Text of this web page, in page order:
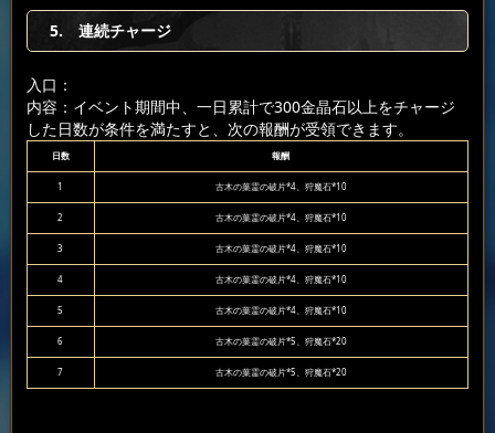
5. 連続チャージ
入口：
内容：イベント期間中、一日累計で300金晶石以上をチャージ
した日数が条件を満たすと、次の報酬が受領できます。
日数 報酬
1 古木の葉霊の破片*4、狩魔石*10
2 古木の葉霊の破片*4、狩魔石*10
3 古木の葉霊の破片*4、狩魔石*10
4 古木の葉霊の破片*4、狩魔石*10
5 古木の葉霊の破片*4、狩魔石*10
6 古木の葉霊の破片*5、狩魔石*20
7 古木の葉霊の破片*5、狩魔石*20